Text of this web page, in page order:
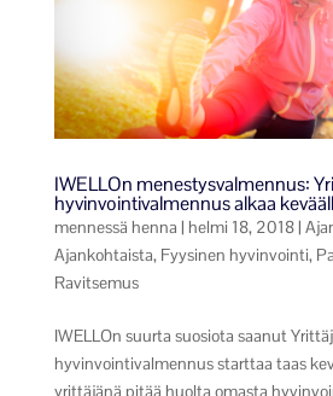
IWELLOn menestysvalmennus:
hyvinvointivalmennus alkaa
mennessä henna | helmi 18, 2018|
Ajankohtaista, Fyysinen hyvinvointi,
Ravitsemus
IWELLOn suurta suosiota saanut
hyvinvointivalmennus starttaa taas
yrittäjänä pitää huolta omasta